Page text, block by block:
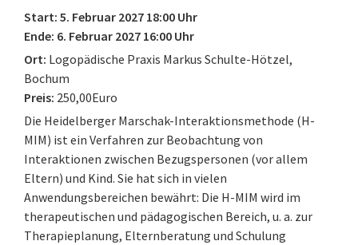
Start: 5. Februar 2027 18:00 Uhr
Ende: 6. Februar 2027 16:00 Uhr
Ort: Logopädische Praxis Markus Schulte-Hötzel,
Bochum
Preis: 250,00Euro
Die Heidelberger Marschak-Interaktionsmethode (H-
MIM) ist ein Verfahren zur Beobachtung von
Interaktionen zwischen Bezugspersonen (vor allem
Eltern) und Kind. Sie hat sich in vielen
Anwendungsbereichen bewährt: Die H-MIM wird im
therapeutischen und pädagogischen Bereich, u. a. zur
Therapieplanung, Elternberatung und Schulung